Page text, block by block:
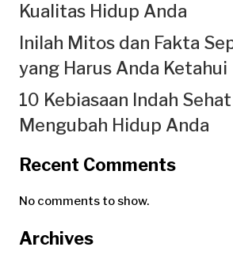
Kualitas Hidup Anda
Inilah Mitos dan Fakta
yang Harus Anda Ketahui
10 Kebiasaan Indah
Mengubah Hidup Anda
Recent Comments
No comments to show.
Archives